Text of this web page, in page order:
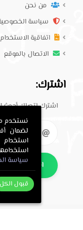
من نحن
سياسة
اتفاقية الاستخدام
الاتصال بالموقع
اشترك:
اشترك لتصلك أحدث
اشترك
نستخدم
لضمان
سياسة
قبول الكل